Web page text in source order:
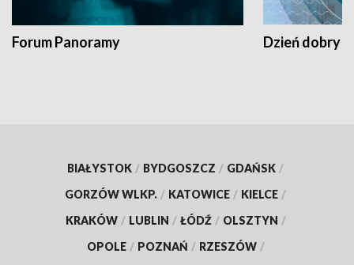
Forum Panoramy Dzień dobry
BIAŁYSTOK / BYDGOSZCZ / GDAŃSK /
GORZÓW WLKP. / KATOWICE / KIELCE /
KRAKÓW / LUBLIN / ŁÓDŹ / OLSZTYN /
OPOLE / POZNAŃ / RZESZÓW /